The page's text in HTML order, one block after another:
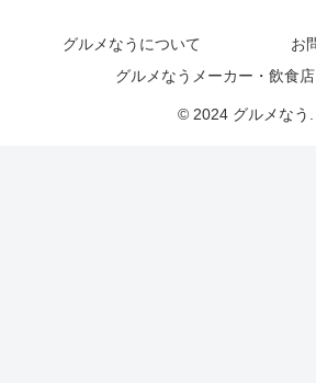
グルメなうについて
お
グルメなうメーカー・飲食
© 2024 グルメなう.